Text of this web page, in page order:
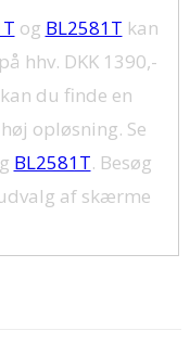
og BL2581T kan
hhv. DKK 1390,-
du finde en
opløsning. Se
BL2581T. Besøg
af skærme